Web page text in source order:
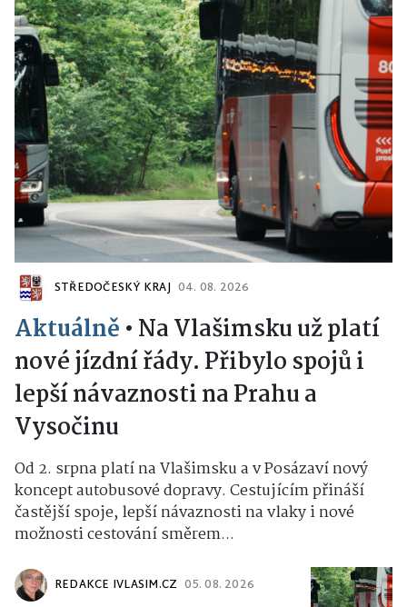
STŘEDOČESKÝ KRAJ 04. 08. 2026
Aktuálně • Na Vlašimsku už platí
nové jízdní řády. Přibylo spojů i
lepší návaznosti na Prahu a
Vysočinu
Od 2. srpna platí na Vlašimsku a v Posázaví nový
koncept autobusové dopravy. Cestujícím přináší
častější spoje, lepší návaznosti na vlaky i nové
možnosti cestování směrem...
REDAKCE IVLASIM.CZ 05. 08. 2026